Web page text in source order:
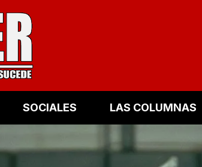
SOCIALES LAS COLUMNAS